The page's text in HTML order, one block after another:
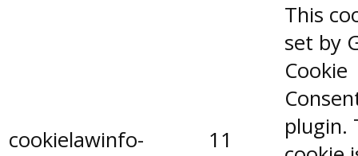
cookielawinfo-
11
This
set by
Cookie
plugin.